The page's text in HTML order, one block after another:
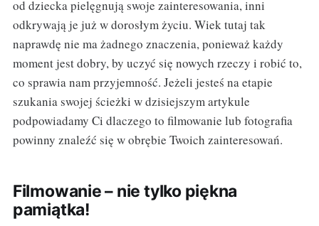
od dziecka pielęgnują swoje zainteresowania, inni
odkrywają je już w dorosłym życiu. Wiek tutaj tak
naprawdę nie ma żadnego znaczenia, ponieważ każdy
moment jest dobry, by uczyć się nowych rzeczy i robić to,
co sprawia nam przyjemność. Jeżeli jesteś na etapie
szukania swojej ścieżki w dzisiejszym artykule
podpowiadamy Ci dlaczego to filmowanie lub fotografia
powinny znaleźć się w obrębie Twoich zainteresowań.
Filmowanie – nie tylko piękna
pamiątka!